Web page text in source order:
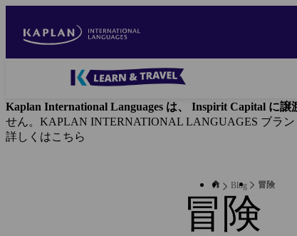
main
Blog
Main
navigation
Kaplan International Languages は、 Inspirit Capital に譲
せん。KAPLAN INTERNATIONAL LANGUAGES ブラン
詳しくはこちら
Blog 冒険
冒険